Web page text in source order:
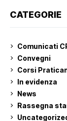
CATEGORIE
Comunicati
Convegni
Corsi
In evidenza
News
Rassegna